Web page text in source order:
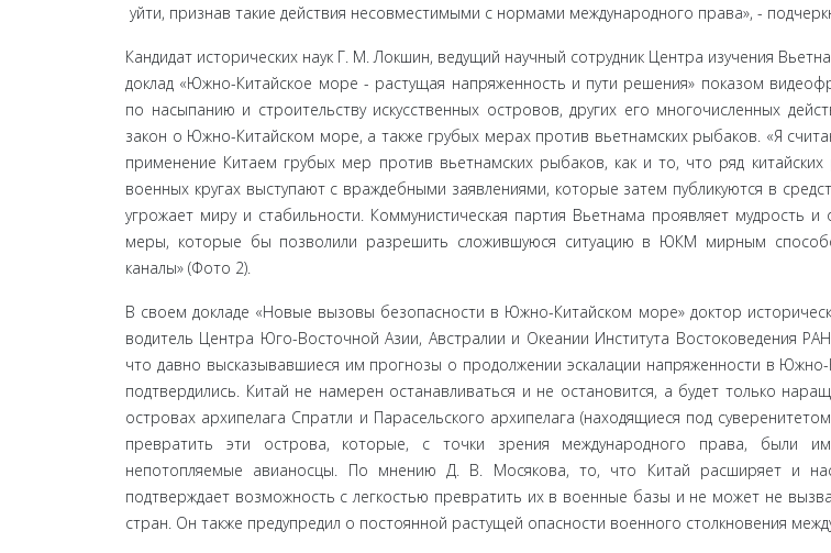
уйти, признав такие действия несовместимыми с нормами международного права», -
Кандидат исторических наук Г. М. Локшин, ведущий науч­ный сотрудник Центра изучения
доклад «Южно-Китайское море - растущая напряженность и пути решения» показом
по насыпанию и строительству искусственных островов, других его многочисленных
закон о Южно-Китайском море, а также грубых мерах против вьетнам­ских рыбаков. «Я
применение Китаем грубых мер против вьетнамских рыбаков, как и то, что ряд китайских
военных кругах высту­пают с враждебными заявлениями, которые затем публикуются в
угрожает миру и стабильно­сти. Коммунистическая партия Вьетнама проявляет мудрость и
меры, которые бы позволили разре­шить сложившуюся ситуацию в ЮКМ мирным
каналы» (Фото 2).
В своем докладе «Новые вызовы безопасности в Южно-Ки­тайском море» доктор
водитель Центра Юго-Восточной Азии, Австралии и Океании Института Востоковедения
что давно высказывавшиеся им прогнозы о продолжении эскалации напряженности в
подтвер­дились. Китай не намерен останавливаться и не остановится, а будет только
островах архипе­лага Спратли и Парасельского архипелага (находящиеся под
превратить эти острова, которые, с точки зрения международного права, были
непотопляемые авианосцы. По мнению Д. В. Мосякова, то, что Китай расширяет и
подтверждает возможность с легкостью превратить их в воен­ные базы и не может не
стран. Он также предупредил о постоянной растущей опасности воен­ного столкновения